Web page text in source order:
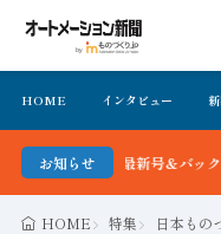
HOME インタビュー
お知らせ
ン新聞 最新号＆バックナンバ
HOME 特集 日本もの